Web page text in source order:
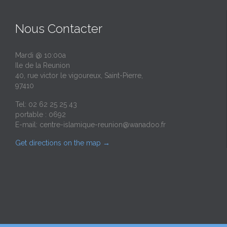
Nous Contacter
Mardi @ 10:00a
Ile de la Reunion
40, rue victor le vigoureux, Saint-Pierre,
97410
Tel: 02 62 25 25 43
portable : 0692
E-mail: centre-islamique-reunion@wanadoo.fr
Get directions on the map →